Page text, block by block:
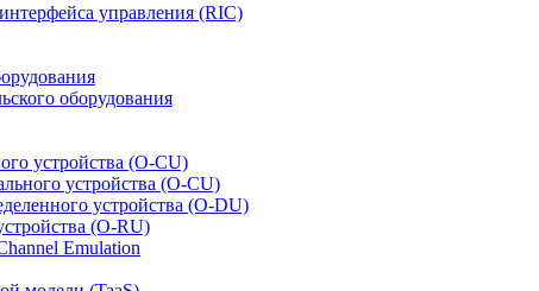
управления (RIC)
оборудования
устройства (O-CU)
устройства (O-CU)
устройства (O-DU)
(O-RU)
Emulation